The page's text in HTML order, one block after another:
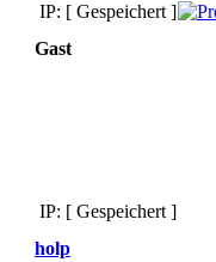
IP: [ Gespeichert ]
Gast
IP: [ Gespeichert ]
holp